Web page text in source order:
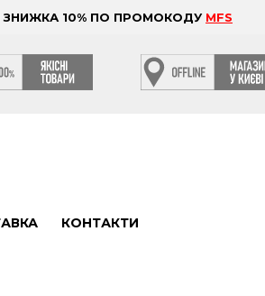
ЗНИЖКА 10% ПО ПРОМОКОДУ MFS
КОНТАКТИ